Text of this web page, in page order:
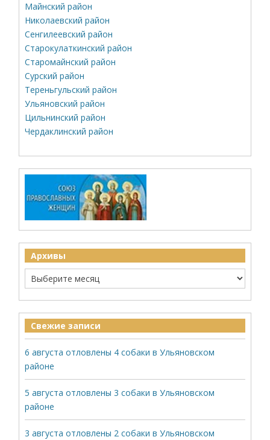
Майнский район
Николаевский район
Сенгилеевский район
Старокулаткинский район
Старомайнский район
Сурский район
Тереньгульский район
Ульяновский район
Цильнинский район
Чердаклинский район
Архивы
Свежие записи
6 августа отловлены 4 собаки в Ульяновском
районе
5 августа отловлены 3 собаки в Ульяновском
районе
3 августа отловлены 2 собаки в Ульяновском